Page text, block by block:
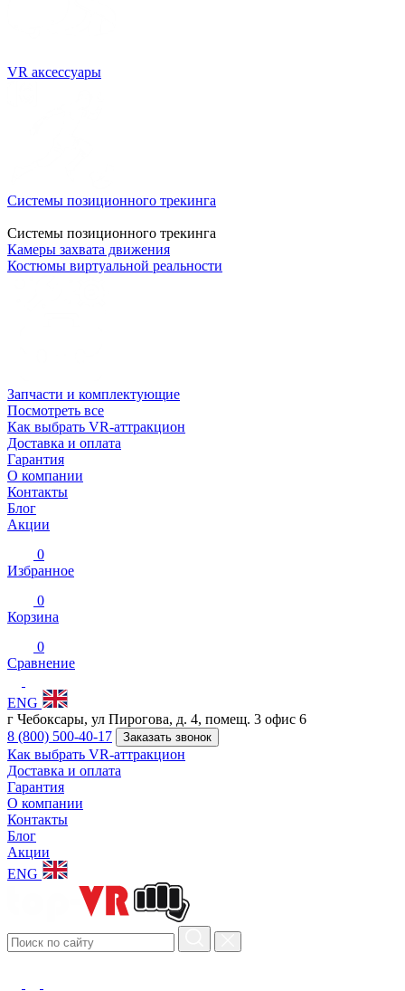
VR аксессуары
Системы позиционного трекинга
Системы позиционного трекинга
Камеры захвата движения
Костюмы виртуальной реальности
Запчасти и комплектующие
Посмотреть все
Как выбрать VR-аттракцион
Доставка и оплата
Гарантия
О компании
Контакты
Блог
Акции
0
Избранное
0
Корзина
0
Сравнение
ENG
г Чебоксары, ул Пирогова, д. 4, помещ. 3 офис 6
8 (800) 500-40-17
Заказать звонок
Как выбрать VR-аттракцион
Доставка и оплата
Гарантия
О компании
Контакты
Блог
Акции
ENG